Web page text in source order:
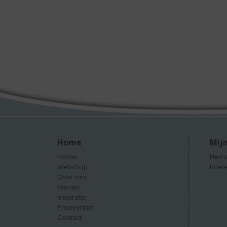
Home
Home
Webshop
Over ons
Nieuws
Inspiratie
Proeverijen
Contact